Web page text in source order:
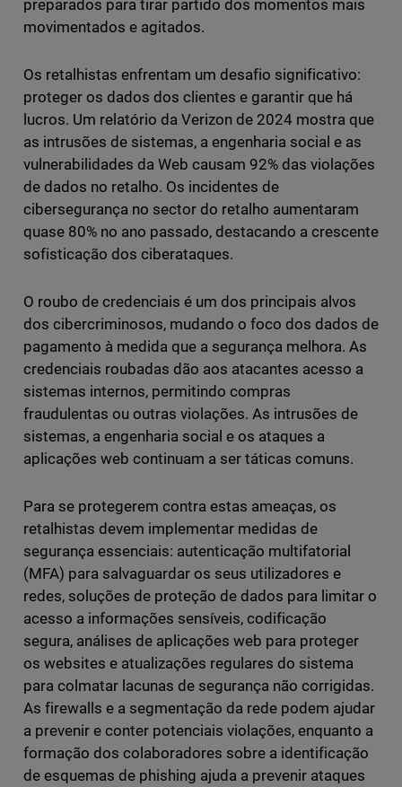
preparados para tirar partido dos momentos mais
movimentados e agitados.
Os retalhistas enfrentam um desafio significativo:
proteger os dados dos clientes e garantir que há
lucros. Um relatório da Verizon de 2024 mostra que
as intrusões de sistemas, a engenharia social e as
vulnerabilidades da Web causam 92% das violações
de dados no retalho. Os incidentes de
cibersegurança no sector do retalho aumentaram
quase 80% no ano passado, destacando a crescente
sofisticação dos ciberataques.
O roubo de credenciais é um dos principais alvos
dos cibercriminosos, mudando o foco dos dados de
pagamento à medida que a segurança melhora. As
credenciais roubadas dão aos atacantes acesso a
sistemas internos, permitindo compras
fraudulentas ou outras violações. As intrusões de
sistemas, a engenharia social e os ataques a
aplicações web continuam a ser táticas comuns.
Para se protegerem contra estas ameaças, os
retalhistas devem implementar medidas de
segurança essenciais: autenticação multifatorial
(MFA) para salvaguardar os seus utilizadores e
redes, soluções de proteção de dados para limitar o
acesso a informações sensíveis, codificação
segura, análises de aplicações web para proteger
os websites e atualizações regulares do sistema
para colmatar lacunas de segurança não corrigidas.
As firewalls e a segmentação da rede podem ajudar
a prevenir e conter potenciais violações, enquanto a
formação dos colaboradores sobre a identificação
de esquemas de phishing ajuda a prevenir ataques